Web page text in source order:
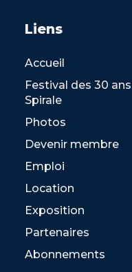
Liens
Accueil
Festival des 30
Spirale
Photos
Devenir membre
Emploi
Location
Exposition
Partenaires
Abonnements